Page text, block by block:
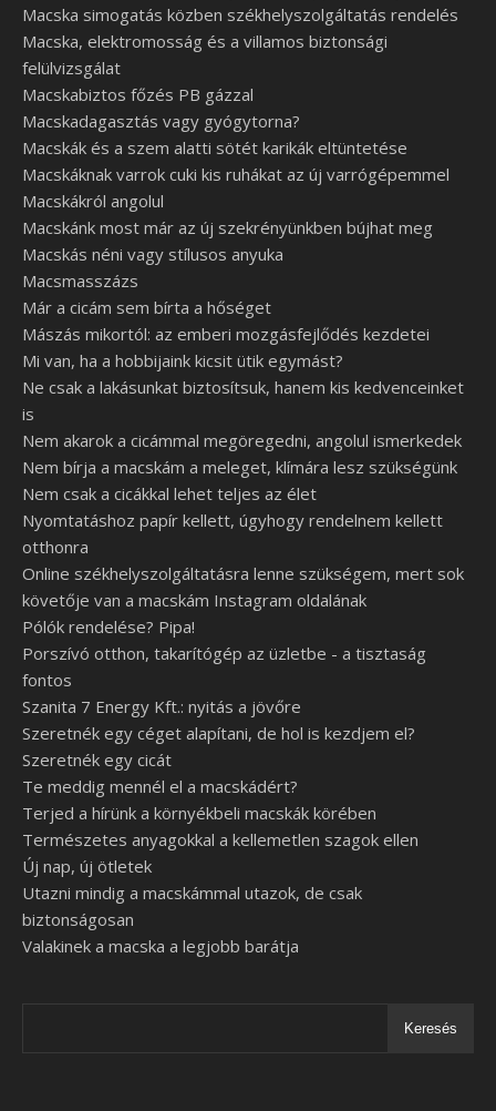
Macska simogatás közben székhelyszolgáltatás rendelés
Macska, elektromosság és a villamos biztonsági
felülvizsgálat
Macskabiztos főzés PB gázzal
Macskadagasztás vagy gyógytorna?
Macskák és a szem alatti sötét karikák eltüntetése
Macskáknak varrok cuki kis ruhákat az új varrógépemmel
Macskákról angolul
Macskánk most már az új szekrényünkben bújhat meg
Macskás néni vagy stílusos anyuka
Macsmasszázs
Már a cicám sem bírta a hőséget
Mászás mikortól: az emberi mozgásfejlődés kezdetei
Mi van, ha a hobbijaink kicsit ütik egymást?
Ne csak a lakásunkat biztosítsuk, hanem kis kedvenceinket
is
Nem akarok a cicámmal megöregedni, angolul ismerkedek
Nem bírja a macskám a meleget, klímára lesz szükségünk
Nem csak a cicákkal lehet teljes az élet
Nyomtatáshoz papír kellett, úgyhogy rendelnem kellett
otthonra
Online székhelyszolgáltatásra lenne szükségem, mert sok
követője van a macskám Instagram oldalának
Pólók rendelése? Pipa!
Porszívó otthon, takarítógép az üzletbe - a tisztaság
fontos
Szanita 7 Energy Kft.: nyitás a jövőre
Szeretnék egy céget alapítani, de hol is kezdjem el?
Szeretnék egy cicát
Te meddig mennél el a macskádért?
Terjed a hírünk a környékbeli macskák körében
Természetes anyagokkal a kellemetlen szagok ellen
Új nap, új ötletek
Utazni mindig a macskámmal utazok, de csak
biztonságosan
Valakinek a macska a legjobb barátja
Keresés